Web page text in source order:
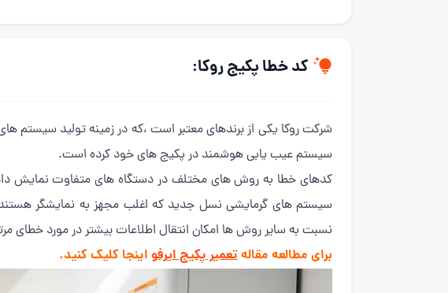
کد خطا پکیج روکا:
شرکت روکا یکی از برندهای معتبر است ،که در زمینه تولید سیستم
سیستم عیب یابی هوشمند در پکیج های خود کرده است.
کدهای خطا به روش های مختلف در دستگاه های متفاوت نمایش
سیستم های گرمایشی نسل جدید که اغلب مجهز به نمایشگر
نسبت به سایر روش ها امکان انتقال اطلاعات بیشتر در مورد خطای
برای مطالعه مقالهتعمیر پکیج ایرفو اینجا کلیک کنید.